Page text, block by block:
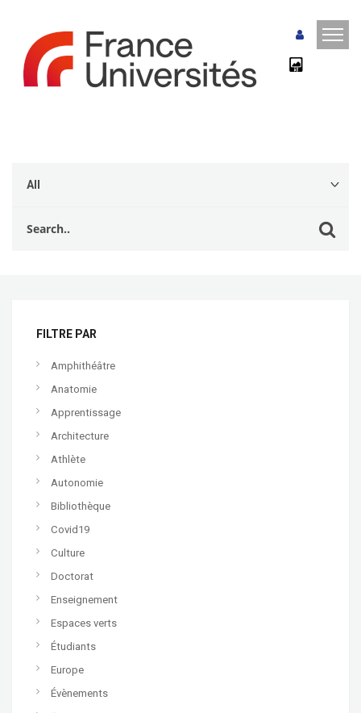
FILTRE PAR
Amphithéâtre
Anatomie
Apprentissage
Architecture
Athlète
Autonomie
Bibliothèque
Covid19
Culture
Doctorat
Enseignement
Espaces verts
Étudiants
Europe
Évènements